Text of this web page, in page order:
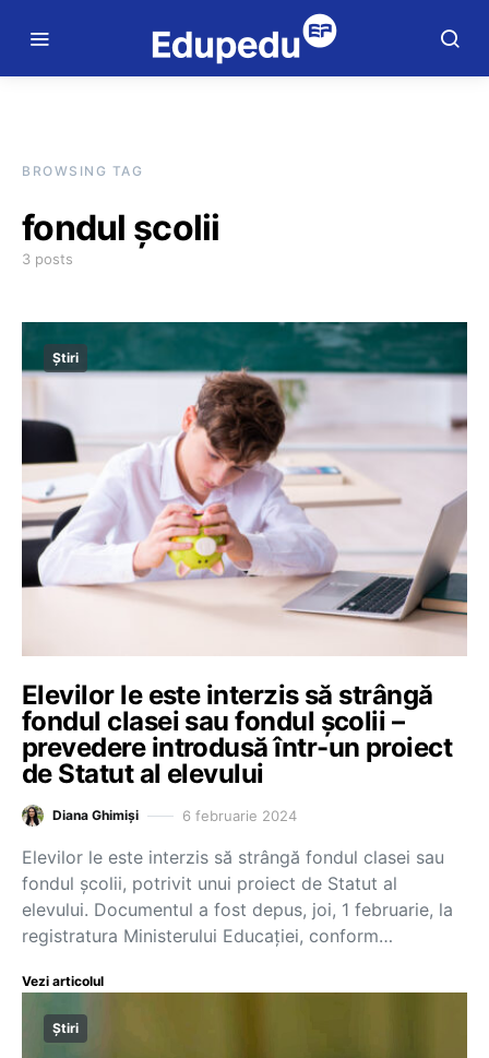
BROWSING TAG
fondul școlii
3 posts
Știri
Elevilor le este interzis să strângă
fondul clasei sau fondul școlii –
prevedere introdusă într-un proiect
de Statut al elevului
Diana Ghimiși 6 februarie 2024
Elevilor le este interzis să strângă fondul clasei sau
fondul școlii, potrivit unui proiect de Statut al
elevului. Documentul a fost depus, joi, 1 februarie, la
registratura Ministerului Educației, conform…
Vezi articolul
Știri